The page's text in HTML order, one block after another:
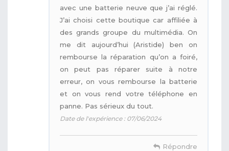
avec une batterie neuve que j’ai réglé.
J’ai choisi cette boutique car affiliée à
des grands groupe du multimédia. On
me dit aujourd’hui (Aristide) ben on
rembourse la réparation qu’on a foiré,
on peut pas réparer suite à notre
erreur, on vous rembourse la batterie
et on vous rend votre téléphone en
panne. Pas sérieux du tout.
Date de l'expérience : 07/06/2024
Répondre